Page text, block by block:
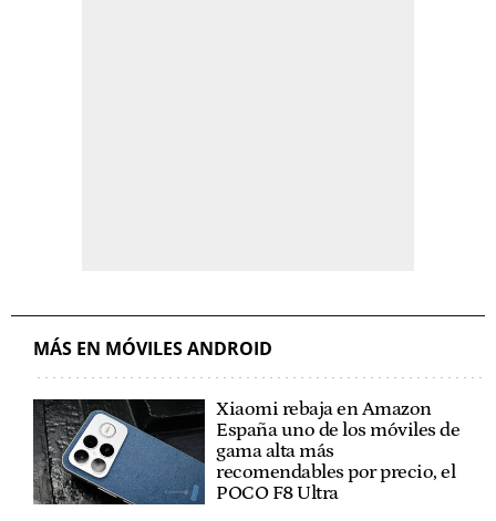
MÁS EN MÓVILES ANDROID
Xiaomi rebaja en Amazon
España uno de los móviles de
gama alta más
recomendables por precio, el
POCO F8 Ultra